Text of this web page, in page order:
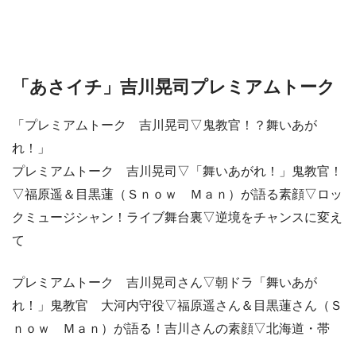
「あさイチ」吉川晃司プレミアムトーク
「プレミアムトーク 吉川晃司▽鬼教官！？舞いあが
れ！」
プレミアムトーク 吉川晃司▽「舞いあがれ！」鬼教官！
▽福原遥＆目黒蓮（Ｓｎｏｗ Ｍａｎ）が語る素顔▽ロッ
クミュージシャン！ライブ舞台裏▽逆境をチャンスに変え
て
プレミアムトーク 吉川晃司さん▽朝ドラ「舞いあが
れ！」鬼教官 大河内守役▽福原遥さん＆目黒蓮さん（Ｓ
ｎｏｗ Ｍａｎ）が語る！吉川さんの素顔▽北海道・帯